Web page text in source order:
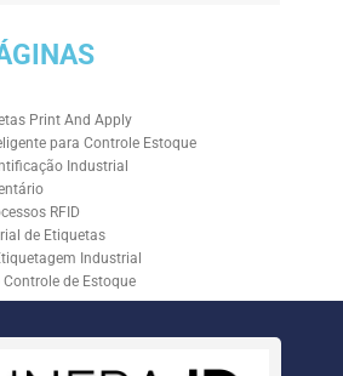
Print And Apply
para Controle Estoque
Industrial
RFID
de Etiquetas
Industrial
de Estoque
com RFID